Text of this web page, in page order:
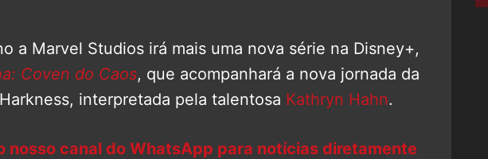
a Marvel Studios irá mais uma nova série na Disney+,
Coven do Caos, que acompanhará a nova jornada da
interpretada pela talentosa Kathryn Hahn.
nosso canal do WhatsApp para notícias diretamente